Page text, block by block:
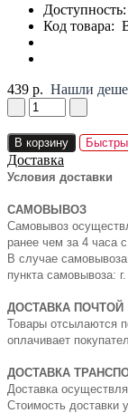
Доступность:
Код товара:
439 р. Нашли
В корзину
Доставка
Условия доставки
САМОВЫВОЗ
Самовывоз
ранее чем за 4 часа
В случае
пункта самовывоза:
ДОСТАВКА ПОЧТОЙ
Товары отсылаются
оплачивает
ДОСТАВКА
Доставка
Стоимость доставки